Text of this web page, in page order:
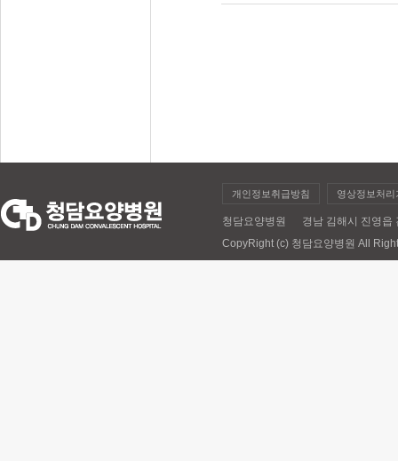
개인정보취급방침 영상정보처
청담요양병원 경남 김해시 진영
CopyRight (c) 청담요양병원 All